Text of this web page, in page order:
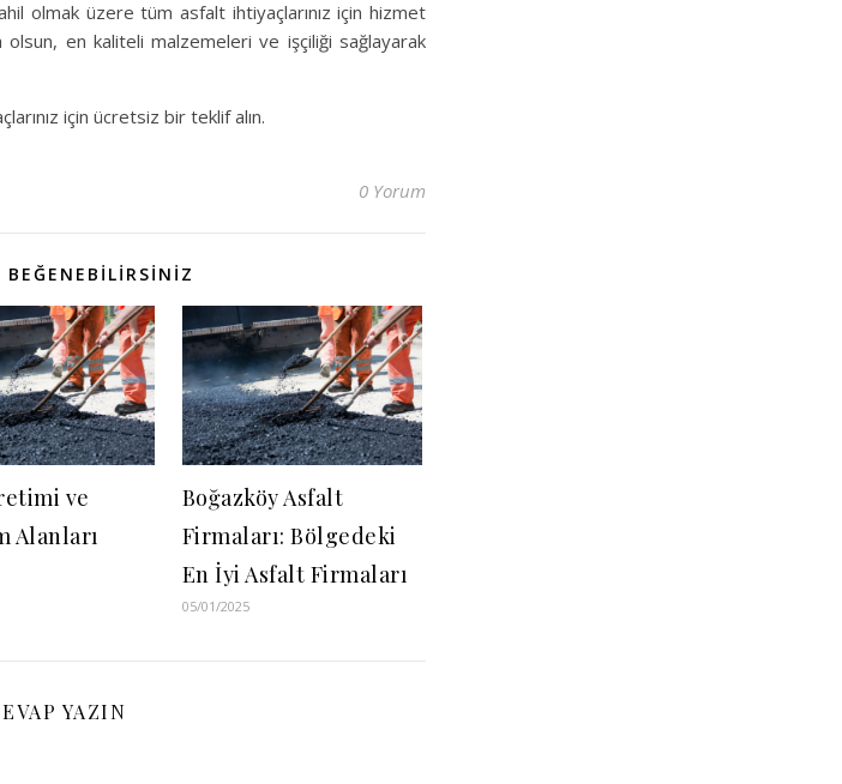
olmak üzere tüm asfalt ihtiyaçlarınız için hizmet
en kaliteli malzemeleri ve işçiliği sağlayarak
için ücretsiz bir teklif alın.
0 Yorum
ve
Alanları
Boğazköy Asfalt
Firmaları: Bölgedeki
En İyi Asfalt Firmaları
05/01/2025
YAZIN